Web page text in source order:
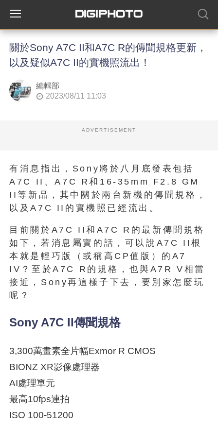
關於Sony A7C II和A7C R的傳聞規格更新，
以及疑似A7C II的實機照流出！
編輯部
2023/08/11 11:03
ADVERTISEMENT
有消息指出，Sony將於八月底發表包括
A7C II、A7C R和16-35mm F2.8 GM
II等新品，其中關於兩台新機的傳聞規格，
以及A7C II的實機照已經流出。
目前關於A7C II和A7C R的最新傳聞規格
如下，若消息屬實的話，可以說A7C II根
本就是輕巧版（或稱高CP值版）的A7
IV？至於A7C R的規格，也與A7R V相當
接近，Sony再這樣子下去，要別家怎麼玩
呢？
Sony A7C II傳聞規格
3,300萬畫素全片幅Exmor R CMOS
BIONZ XR影像處理器
AI處理單元
最高10fps連拍
ISO 100-51200